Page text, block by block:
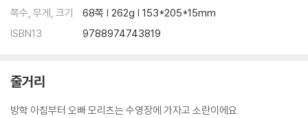
쪽수, 무게, 크기
68쪽 | 262g | 153*205*15mm
ISBN13
9788974743819
줄거리
방학 아침부터 오빠 모리츠는 수영장에 가자고 소란이에요.